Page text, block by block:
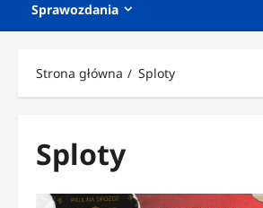
Sprawozdania
Strona główna Sploty
Sploty